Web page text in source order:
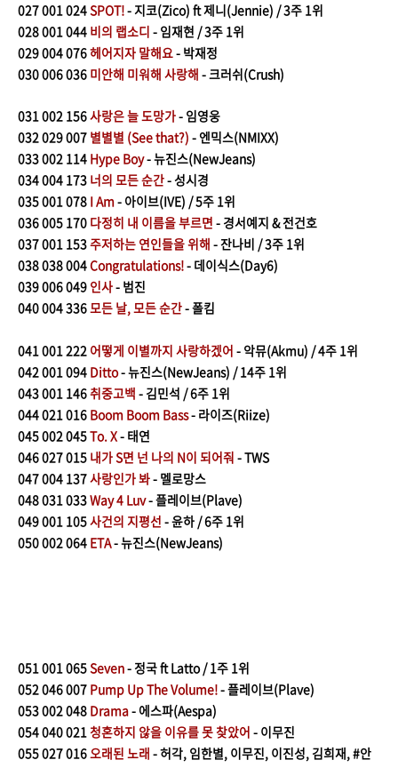
027001 024SPOT!- 지코(Zico) ft 제니(Jennie) / 3주 1위
028001 044 비의 랩소디 - 임재현 / 3주 1위
029004 076헤어지자 말해요- 박재정
030006 036 미안해 미워해 사랑해 - 크러쉬(Crush)
031002 156사랑은 늘 도망가- 임영웅
032029 007 별별별 (See that?) - 엔믹스(NMIXX)
033002 114 Hype Boy- 뉴진스(NewJeans)
​034004 173 너의 모든 순간- 성시경
035001 078 I Am- 아이브(IVE) / 5주 1위
036005 170 다정히 내 이름을 부르면 - 경서예지 & 전건호
037001 153주저하는 연인들을 위해 - 잔나비 / 3주 1위
038038 004Congratulations!- 데이식스(Day6)
039006 049 인사- 범진
040004 336모든 날, 모든 순간- 폴킴
041001 222 어떻게 이별까지 사랑하겠어 - 악뮤(Akmu) / 4주 1위
042001 094 Ditto- 뉴진스(NewJeans) / 14주 1위
043001 146취중고백 - 김민석 / 6주 1위
044021 016 Boom Boom Bass- 라이즈(Riize)
045002 045To. X- 태연
046027 015 내가 S면 넌 나의 N이 되어줘 - TWS
047004 137사랑인가 봐- 멜로망스
048031 033Way 4 Luv- 플레이브(Plave)
049001 105사건의 지평선 - 윤하 / 6주 1위
050002064 ETA- 뉴진스(NewJeans)
051001 065Seven- 정국 ft Latto / 1주 1위
052046 007 Pump Up The Volume!- 플레이브(Plave)
053002 048 Drama- 에스파(Aespa)
054040 021 청혼하지 않을 이유를 못 찾았어 - 이무진
055027 016오래된 노래 - 허각, 임한별, 이무진, 이진성, 김희재, #안